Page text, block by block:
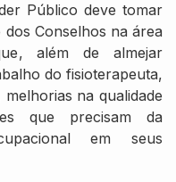
Público deve tomar
Conselhos na área
além de almejar
do fisioterapeuta,
na qualidade
que precisam da
em seus